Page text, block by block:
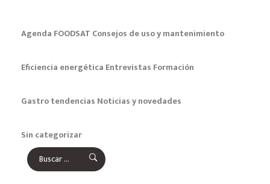
Agenda FOODSAT Consejos de uso y mantenimiento
Eficiencia energética Entrevistas Formación
Gastro tendencias Noticias y novedades
Sin categorizar